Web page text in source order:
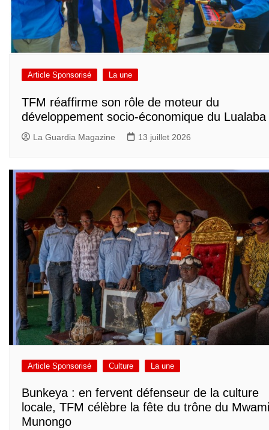
Article Sponsorisé La une
TFM réaffirme son rôle de moteur du
développement socio-économique du Lualaba
La Guardia Magazine 13 juillet 2026
Article Sponsorisé Culture La une
Bunkeya : en fervent défenseur de la culture
locale, TFM célèbre la fête du trône du Mwami
Munongo